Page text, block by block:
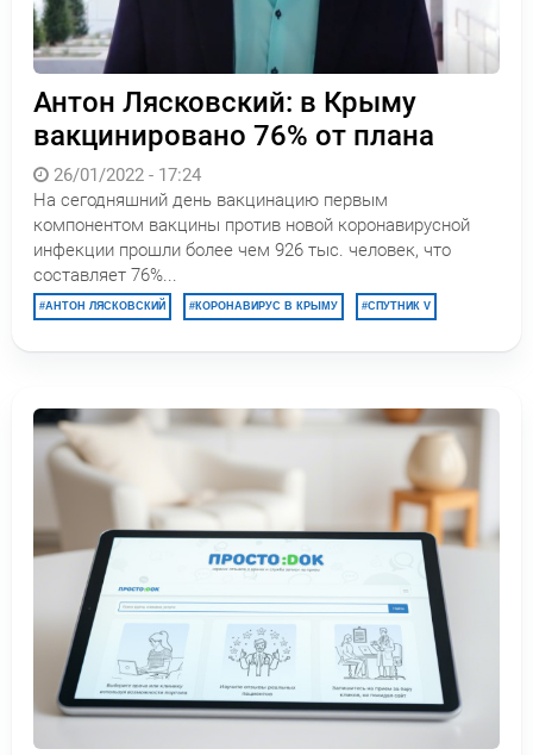
Антон Лясковский: в Крыму
вакцинировано 76% от плана
26/01/2022 - 17:24
На сегодняшний день вакцинацию первым
компонентом вакцины против новой коронавирусной
инфекции прошли более чем 926 тыс. человек, что
составляет 76%...
АНТОН ЛЯСКОВСКИЙ КОРОНАВИРУС В КРЫМУ СПУТНИК V